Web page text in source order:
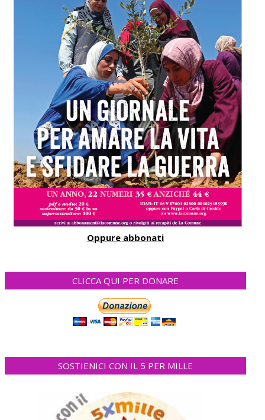
Oppure abbonati
CLICCA QUI PER DONARE
SOSTIENICI CON IL 5 PER MILLE